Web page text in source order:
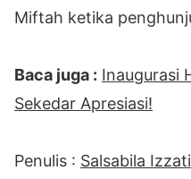
Miftah ketika
Baca juga : Inaugurasi
Sekedar Apresiasi!
Penulis : Salsabila